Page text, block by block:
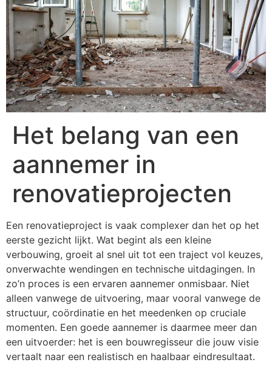
Het belang van een
aannemer in
renovatieprojecten
Een renovatieproject is vaak complexer dan het op het
eerste gezicht lijkt. Wat begint als een kleine
verbouwing, groeit al snel uit tot een traject vol keuzes,
onverwachte wendingen en technische uitdagingen. In
zo’n proces is een ervaren aannemer onmisbaar. Niet
alleen vanwege de uitvoering, maar vooral vanwege de
structuur, coördinatie en het meedenken op cruciale
momenten. Een goede aannemer is daarmee meer dan
een uitvoerder: het is een bouwregisseur die jouw visie
vertaalt naar een realistisch en haalbaar eindresultaat.